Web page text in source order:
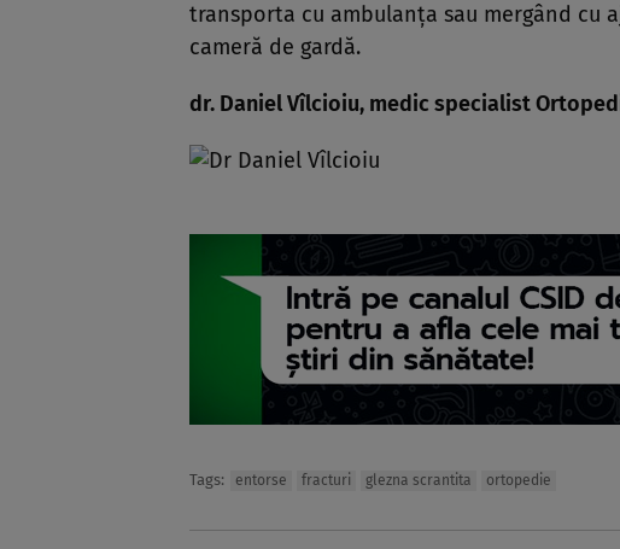
transporta cu ambulanţa sau mergând cu
cameră de gardă.
dr. Daniel Vîlcioiu, medic specialist
Tags: entorse fracturi glezna scrantita ortopedie